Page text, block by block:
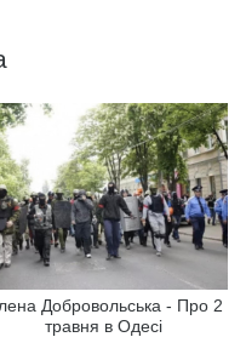
Добровольська - Про 2
травня в Одесі